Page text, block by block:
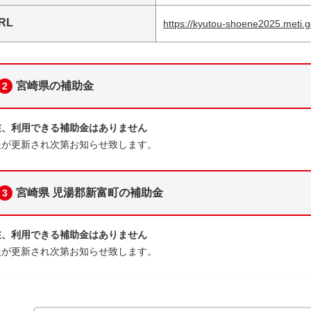
https://kyutou-
2 宮崎県の補助金
利用できる補助金はありません
更新され次第お知らせ致します。
3 宮崎県 児湯郡新富町の補助金
利用できる補助金はありません
更新され次第お知らせ致します。